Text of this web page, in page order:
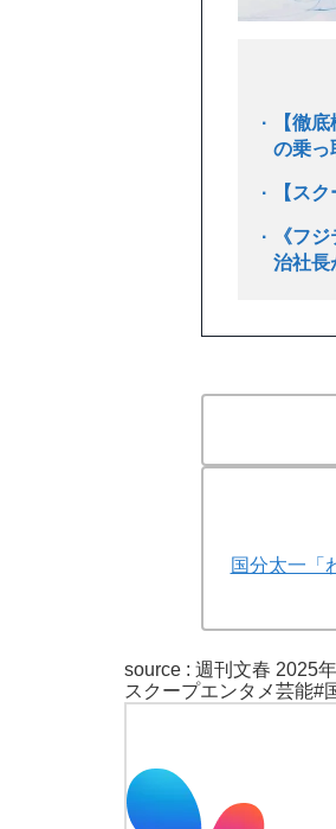
【徹
の乗っ
【ス
《フ
治社長
国分太一「
source : 週刊文春 2025
スクープエンタメ芸能#